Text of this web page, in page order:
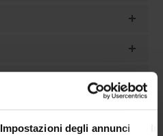
Impostazioni degli annunci